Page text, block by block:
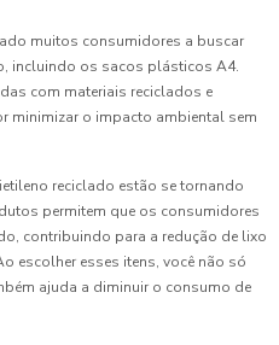
muitos consumidores a buscar
incluindo os sacos plásticos A4.
com materiais reciclados e
minimizar o impacto ambiental sem
reciclado estão se tornando
permitem que os consumidores
contribuindo para a redução de lixo
escolher esses itens, você não só
ajuda a diminuir o consumo de